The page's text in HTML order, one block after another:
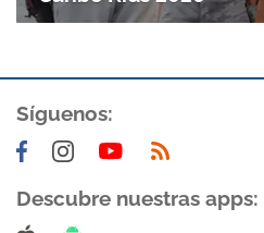
Síguenos:
Descubre nuestras apps: